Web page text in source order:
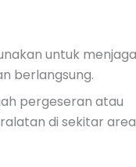
untuk menjaga
berlangsung.
pergeseran atau
di sekitar area